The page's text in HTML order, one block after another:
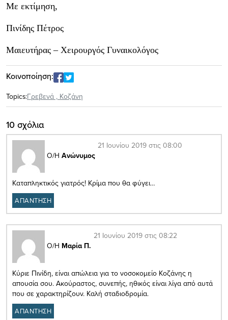
Με εκτίμηση,
Πινίδης Πέτρος
Μαιευτήρας – Χειρουργός Γυναικολόγος
Κοινοποίηση:
Topics:Γρεβενά , Κοζάνη
10 σχόλια
Ο/Η Ανώνυμος
21 Ιουνίου 2019 στις 08:00
Καταπληκτικός γιατρός! Κρίμα που θα φύγει…
ΑΠΑΝΤΗΣΗ
Ο/Η Μαρία Π.
21 Ιουνίου 2019 στις 08:22
Κύριε Πινίδη, είναι απώλεια για το νοσοκομείο Κοζάνης η
απουσία σου. Ακούραστος, συνεπής, ηθικός είναι λίγα από αυτά
που σε χαρακτηρίζουν. Καλή σταδιοδρομία.
ΑΠΑΝΤΗΣΗ